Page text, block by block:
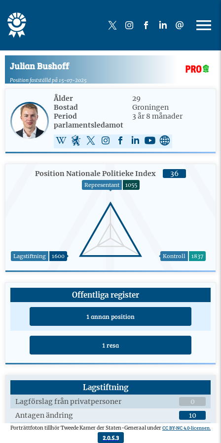
Julian Bushoff
Position fastställd på 15-07-2025
Ålder
29
Bostad
Groningen
Period
parlamentsledamot
3 år 8 månader
Position Nationale Politieke Index 36
Lagstiftning 1600
Representant 1055
Kontroll 1837
Offentliga register
1 annan position
1 resa
Lagstiftning
Lagförslag från privatpersoner
0
Antagen ändring
10
Plenardebatter om lagförslag
6
Porträttfoton tillhör Tweede Kamer der Staten-Generaal underCC BY-NC 4.0-licensen.
2.0.5.3